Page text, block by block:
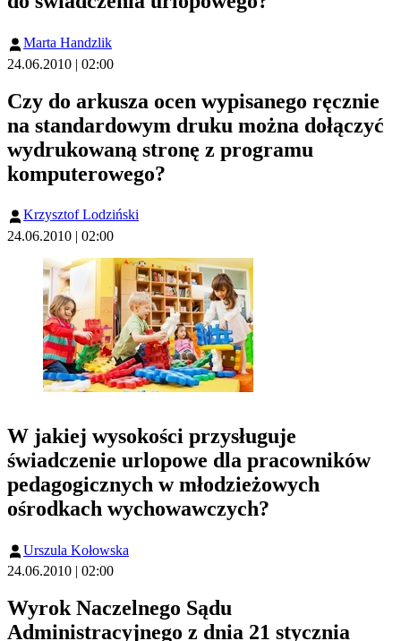
Marta Handzlik
24.06.2010 | 02:00
Czy do arkusza ocen wypisanego ręcznie
na standardowym druku można dołączyć
wydrukowaną stronę z programu
komputerowego?
Krzysztof Lodziński
24.06.2010 | 02:00
W jakiej wysokości przysługuje
świadczenie urlopowe dla pracowników
pedagogicznych w młodzieżowych
ośrodkach wychowawczych?
Urszula Kołowska
24.06.2010 | 02:00
Wyrok Naczelnego Sądu
Administracyjnego z dnia 21 stycznia